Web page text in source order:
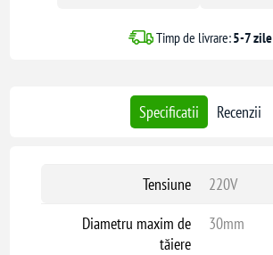
Timp de livrare:5-7 zile
Specificatii Recenzii
Tensiune
220V
Diametru maxim de
tăiere
30mm